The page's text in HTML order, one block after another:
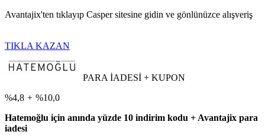
Avantajix'ten tıklayıp Casper sitesine gidin ve gönlünüzce alışveriş
TIKLA KAZAN
PARA İADESİ + KUPON
%4,8 + %10,0
Hatemoğlu için anında yüzde 10 indirim kodu + Avantajix para
iadesi